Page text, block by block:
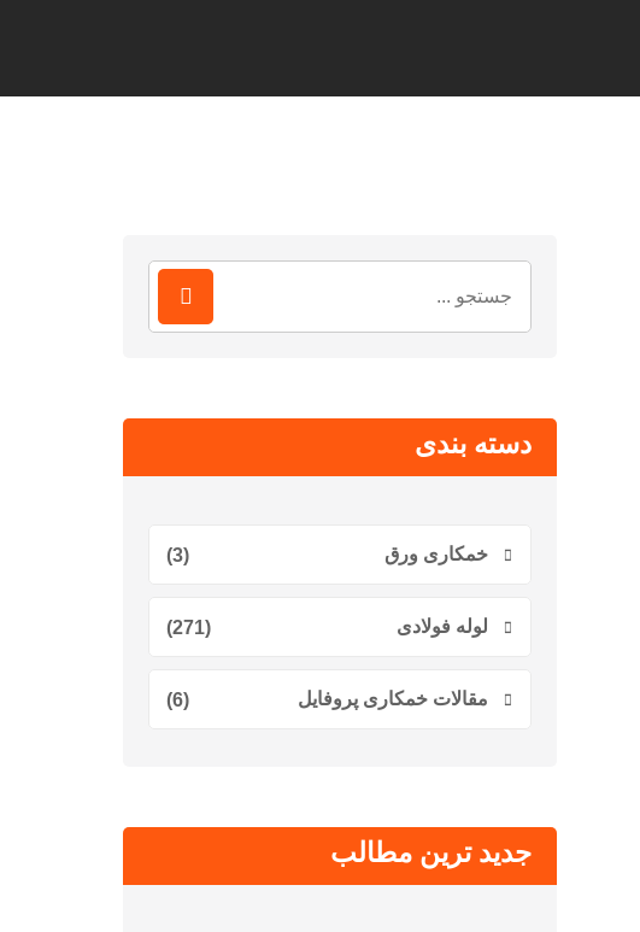
برای:
دسته بندی
خمکاری ورق (3)
لوله فولادی (271)
مقالات خمکاری پروفایل (6)
جدید ترین مطالب